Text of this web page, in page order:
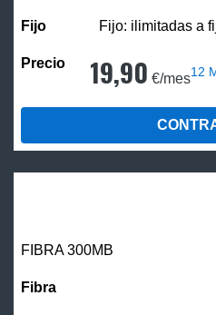
Fijo: ilimitadas a
19,90 €/mes12
FIBRA 300MB